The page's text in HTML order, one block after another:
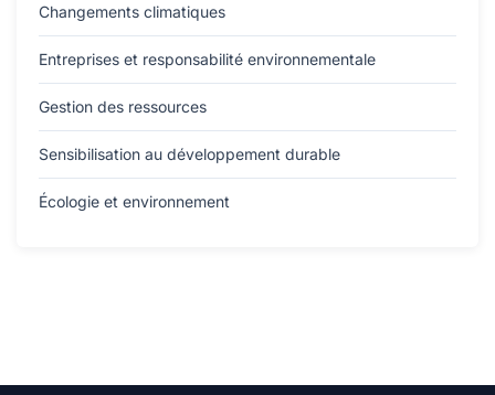
Changements climatiques
Entreprises et responsabilité environnementale
Gestion des ressources
Sensibilisation au développement durable
Écologie et environnement